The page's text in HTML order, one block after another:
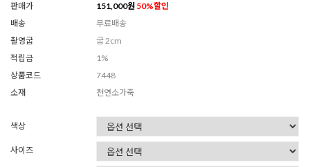
판매가
151,000원 50%할인
배송
무료배송
촬영굽
굽 2cm
적립금
1%
상품코드
7448
소재
천연소가죽
색상
사이즈